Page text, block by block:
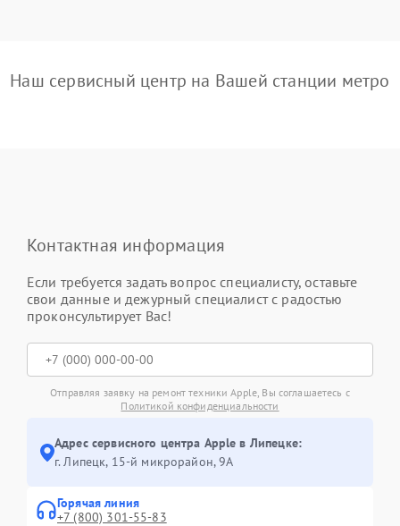
Наш сервисный центр на Вашей станции метро
Контактная информация
Если требуется задать вопрос специалисту, оставьте
свои данные и дежурный специалист с радостью
проконсультирует Вас!
Отправляя заявку на ремонт техники Apple, Вы соглашаетесь с
Политикой конфиденциальности
Адрес сервисного центра Apple в Липецке:
г. Липецк, 15-й микрорайон, 9А
Горячая линия
+7 (800) 301-55-83